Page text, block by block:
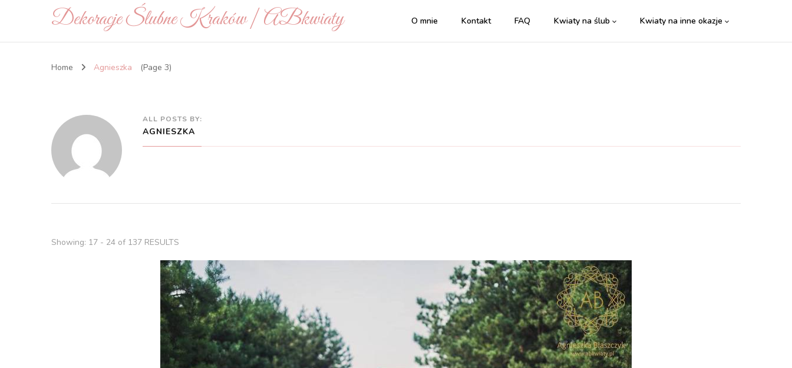
Dekoracje Ślubne Kraków | ABkwiaty O mnie Kontakt FAQ Kwiaty na ślub Kwiaty na inne okazje
Home Agnieszka (Page 3)
ALL POSTS BY:
AGNIESZKA
Showing: 17 - 24 of 137 RESULTS